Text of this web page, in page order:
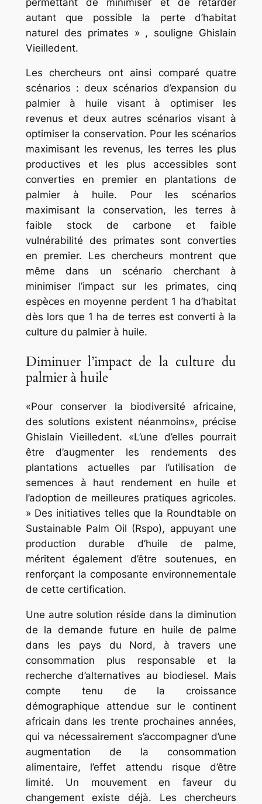
autant que possible la perte d’habitat
naturel des primates » , souligne Ghislain
Vieilledent.
Les chercheurs ont ainsi comparé quatre
scénarios : deux scénarios d’expansion du
palmier à huile visant à optimiser les
revenus et deux autres scénarios visant à
optimiser la conservation. Pour les scénarios
maximisant les revenus, les terres les plus
productives et les plus accessibles sont
converties en premier en plantations de
palmier à huile. Pour les scénarios
maximisant la conservation, les terres à
faible stock de carbone et faible
vulnérabilité des primates sont converties
en premier. Les chercheurs montrent que
même dans un scénario cherchant à
minimiser l’impact sur les primates, cinq
espèces en moyenne perdent 1 ha d’habitat
dès lors que 1 ha de terres est converti à la
culture du palmier à huile.
Diminuer l’impact de la culture du
palmier à huile
«Pour conserver la biodiversité africaine,
des solutions existent néanmoins», précise
Ghislain Vieilledent. «L’une d’elles pourrait
être d’augmenter les rendements des
plantations actuelles par l’utilisation de
semences à haut rendement en huile et
l’adoption de meilleures pratiques agricoles.
» Des initiatives telles que la Roundtable on
Sustainable Palm Oil (Rspo), appuyant une
production durable d’huile de palme,
méritent également d’être soutenues, en
renforçant la composante environnementale
de cette certification.
Une autre solution réside dans la diminution
de la demande future en huile de palme
dans les pays du Nord, à travers une
consommation plus responsable et la
recherche d’alternatives au biodiesel. Mais
compte tenu de la croissance
démographique attendue sur le continent
africain dans les trente prochaines années,
qui va nécessairement s’accompagner d’une
augmentation de la consommation
alimentaire, l’effet attendu risque d’être
limité. Un mouvement en faveur du
changement existe déjà. Les chercheurs